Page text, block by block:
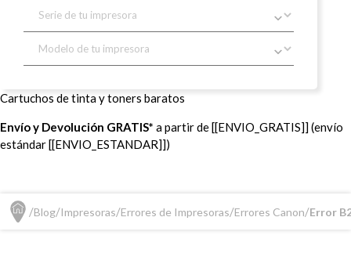
Cartuchos de tinta y toners baratos
Envío y Devolución GRATIS* a partir de [[ENVIO_GRATIS]] (envío
estándar [[ENVIO_ESTANDAR]])
Blog Impresoras Errores de Impresoras Errores Canon Error